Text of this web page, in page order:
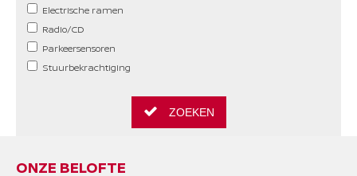
Electrische ramen
Radio/CD
Parkeersensoren
Stuurbekrachtiging
ZOEKEN
ONZE BELOFTE